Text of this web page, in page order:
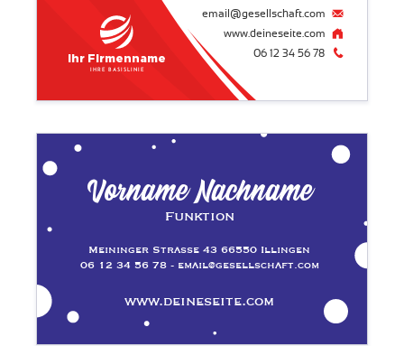
06 12 34 56 78
www.deineseite.com
email@gesellschaft.com
Ihr Firmenname
Ihre Basislinie
www.deineseite.com
Meininger Strasse 43 66550 Illingen
06 12 34 56 78 - email@gesellschaft.com
Vorname Nachname
Funktion